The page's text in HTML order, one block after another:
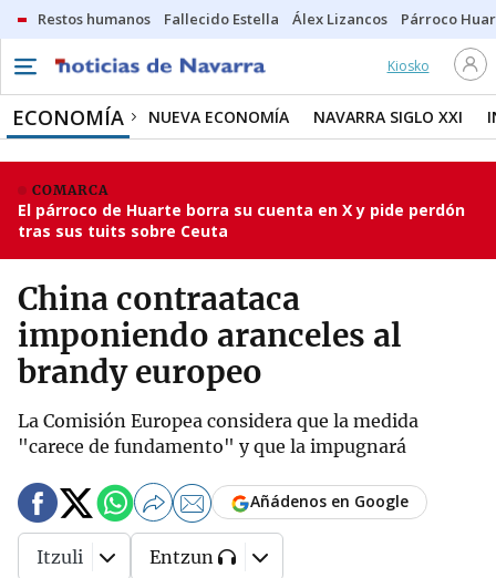
Restos humanos Fallecido Estella Álex Lizancos Párroco
Kiosko
ECONOMÍA NUEVA ECONOMÍA NAVARRA SIGLO XXI
COMARCA
El párroco de Huarte borra su cuenta en X y pide perdón
tras sus tuits sobre Ceuta
China contraataca
imponiendo aranceles al
brandy europeo
La Comisión Europea considera que la medida
"carece de fundamento" y que la impugnará
Añádenos en Google
Itzuli Entzun